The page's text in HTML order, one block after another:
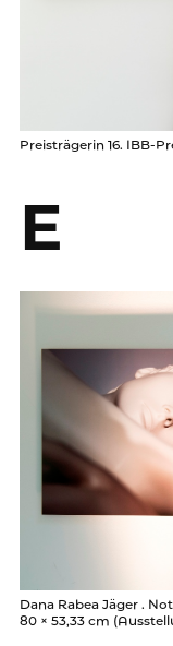
Preisträgerin 16. IBB-
E
Dana Rabea Jäger .
80 × 53,33 cm